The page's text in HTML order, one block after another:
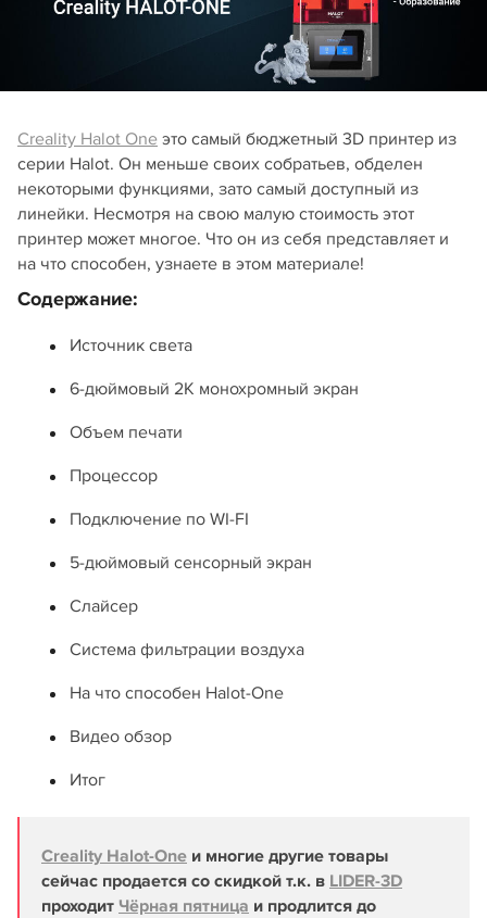
Creality Halot One это самый бюджетный 3D принтер из
серии Halot. Он меньше своих собратьев, обделен
некоторыми функциями, зато самый доступный из
линейки. Несмотря на свою малую стоимость этот
принтер может многое. Что он из себя представляет и
на что способен, узнаете в этом материале!
Содержание:
Источник света
6-дюймовый 2К монохромный экран
Объем печати
Процессор
Подключение по WI-FI
5-дюймовый сенсорный экран
Слайсер
Система фильтрации воздуха
На что способен Halot-One
Видео обзор
Итог
Creality Halot-One и многие другие товары
сейчас продается со скидкой т.к. в LIDER-3D
проходит Чёрная пятница и продлится до